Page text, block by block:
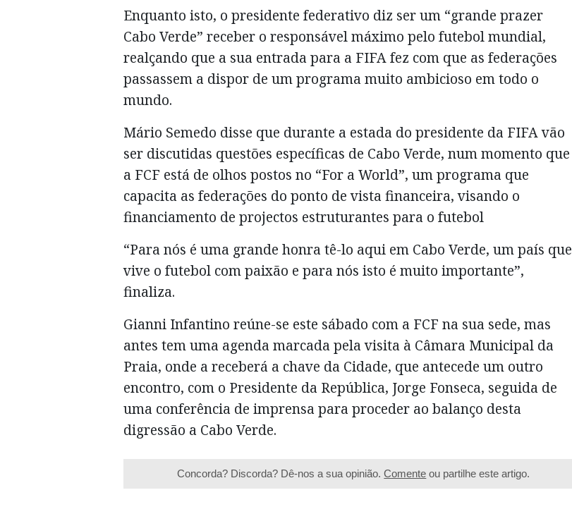
Enquanto isto, o presidente federativo diz ser um “grande prazer
Cabo Verde” receber o responsável máximo pelo futebol mundial,
realçando que a sua entrada para a FIFA fez com que as federações
passassem a dispor de um programa muito ambicioso em todo o
mundo.
Mário Semedo disse que durante a estada do presidente da FIFA vão
ser discutidas questões específicas de Cabo Verde, num momento que
a FCF está de olhos postos no “For a World”, um programa que
capacita as federações do ponto de vista financeira, visando o
financiamento de projectos estruturantes para o futebol
“Para nós é uma grande honra tê-lo aqui em Cabo Verde, um país que
vive o futebol com paixão e para nós isto é muito importante”,
finaliza.
Gianni Infantino reúne-se este sábado com a FCF na sua sede, mas
antes tem uma agenda marcada pela visita à Câmara Municipal da
Praia, onde a receberá a chave da Cidade, que antecede um outro
encontro, com o Presidente da República, Jorge Fonseca, seguida de
uma conferência de imprensa para proceder ao balanço desta
digressão a Cabo Verde.
Concorda? Discorda? Dê-nos a sua opinião.Comente ou partilhe este artigo.